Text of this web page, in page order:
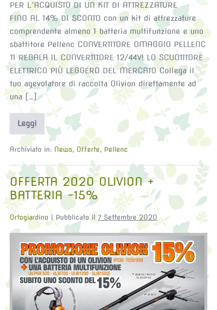
PER L’ACQUISTO DI UN KIT DI ATTREZZATURE
FINO AL 14% DI SCONTO con un kit di attrezzature
comprendente almeno 1 batteria multifunzione e uno
sbattitore Pellenc CONVERTITORE OMAGGIO PELLENC
TI REGALA IL CONVERTITORE 12/44V! LO SCUOTITORE
ELETTRICO PIÙ LEGGERO DEL MERCATO Collega il
tuo agevolatore di raccolta Olivion direttamente ad
una […]
LeggiOFFERTA
KIT
OLIVION
Archiviato in: News, Offerte, Pellenc
OFFERTA 2020 OLIVION +
BATTERIA -15%
Ortogiardino | Pubblicato il 7 Settembre 2020
OFFERTA
2020
OLIVION
+
BATTERIA
-15%